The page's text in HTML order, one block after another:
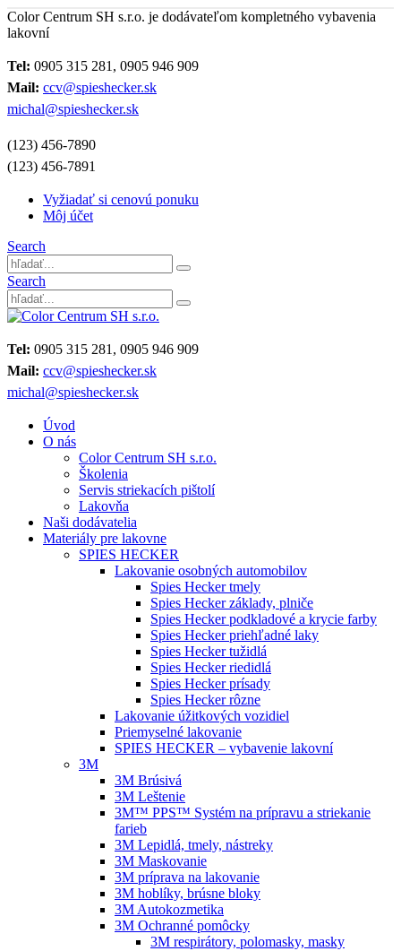
Color Centrum SH s.r.o. je dodávateľom kompletného vybavenia
lakovní
Tel: 0905 315 281, 0905 946 909
Mail: ccv@spieshecker.sk
michal@spieshecker.sk
(123) 456-7890
(123) 456-7891
Vyžiadať si cenovú ponuku
Môj účet
Search
Search
Tel: 0905 315 281, 0905 946 909
Mail: ccv@spieshecker.sk
michal@spieshecker.sk
Úvod
O nás
Color Centrum SH s.r.o.
Školenia
Servis striekacích pištolí
Lakovňa
Naši dodávatelia
Materiály pre lakovne
SPIES HECKER
Lakovanie osobných automobilov
Spies Hecker tmely
Spies Hecker základy, plniče
Spies Hecker podkladové a krycie farby
Spies Hecker priehľadné laky
Spies Hecker tužidlá
Spies Hecker riedidlá
Spies Hecker prísady
Spies Hecker rôzne
Lakovanie úžitkových vozidiel
Priemyselné lakovanie
SPIES HECKER – vybavenie lakovní
3M
3M Brúsivá
3M Leštenie
3M™ PPS™ Systém na prípravu a striekanie
farieb
3M Lepidlá, tmely, nástreky
3M Maskovanie
3M príprava na lakovanie
3M hoblíky, brúsne bloky
3M Autokozmetika
3M Ochranné pomôcky
3M respirátory, polomasky, masky